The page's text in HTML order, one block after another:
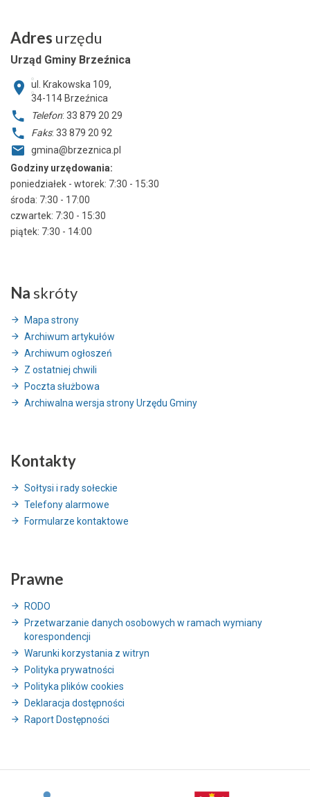
Adres urzędu
Urząd Gminy Brzeźnica
ul. Krakowska 109,
34-114 Brzeźnica
Telefon: 33 879 20 29
Faks: 33 879 20 92
gmina@brzeznica.pl
Godziny urzędowania:
poniedziałek - wtorek: 7:30 - 15:30
środa: 7:30 - 17:00
czwartek: 7:30 - 15:30
piątek: 7:30 - 14:00
Na skróty
Mapa strony
Archiwum artykułów
Archiwum ogłoszeń
Z ostatniej chwili
Poczta służbowa
Archiwalna wersja strony Urzędu Gminy
Kontakty
Sołtysi i rady sołeckie
Telefony alarmowe
Formularze kontaktowe
Prawne
RODO
Przetwarzanie danych osobowych w ramach wymiany
korespondencji
Warunki korzystania z witryn
Polityka prywatności
Polityka plików cookies
Deklaracja dostępności
Raport Dostępności